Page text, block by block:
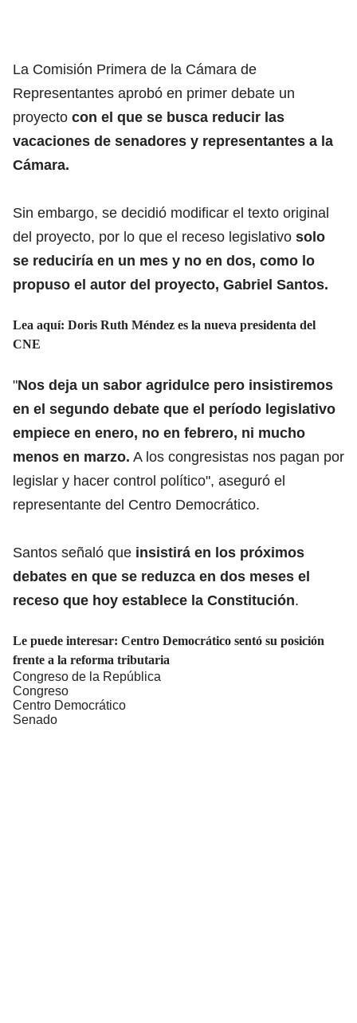
La Comisión Primera de la Cámara de
Representantes aprobó en primer debate un
proyecto con el que se busca reducir las
vacaciones de senadores y representantes a la
Cámara.
Sin embargo, se decidió modificar el texto original
del proyecto, por lo que el receso legislativo solo
se reduciría en un mes y no en dos, como lo
propuso el autor del proyecto, Gabriel Santos.
Lea aquí: Doris Ruth Méndez es la nueva presidenta del
CNE
"Nos deja un sabor agridulce pero insistiremos
en el segundo debate que el período legislativo
empiece en enero, no en febrero, ni mucho
menos en marzo. A los congresistas nos pagan por
legislar y hacer control político", aseguró el
representante del Centro Democrático.
Santos señaló que insistirá en los próximos
debates en que se reduzca en dos meses el
receso que hoy establece la Constitución.
Le puede interesar: Centro Democrático sentó su posición
frente a la reforma tributaria
Congreso de la República
Congreso
Centro Democrático
Senado